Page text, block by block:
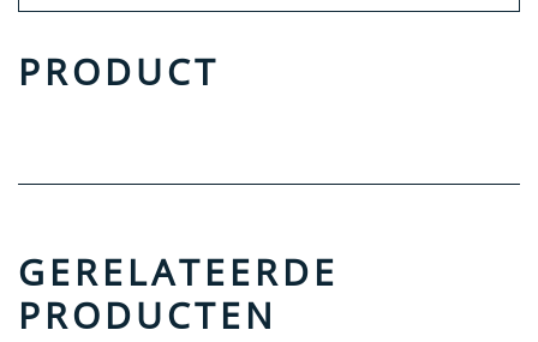
PRODUCT
GERELATEERDE
PRODUCTEN